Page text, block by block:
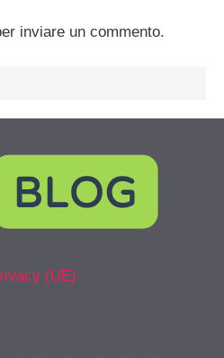
inviare un commento.
(UE)